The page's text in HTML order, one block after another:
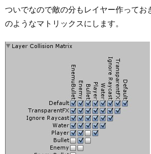
ついでなので敵の分もレイヤー作ってお
のようなマトリックスにします。